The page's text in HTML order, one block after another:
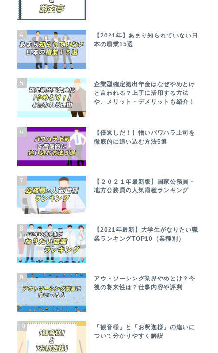
4
【2021年】あまり知られていない日
本の職業15選
5
企業型確定拠出年金はなぜやめとけ
と言われる？上手に活用する方法
や、メリット・デメリットも紹介！
6
【倍返しだ！】憎いパワハラ上司を
徹底的に追い込む方法5選
7
【２０２１年最新版】国家公務員・
地方公務員の人気職種ランキング
8
【2021年最新】大学生がなりたい職
業ランキングTOP10（業種別）
9
アウトソーシング業界やめとけ？今
後の将来性は？仕事内容や評判
10
「観音様」と「お釈迦様」の違いに
ついて分かりやすく解説